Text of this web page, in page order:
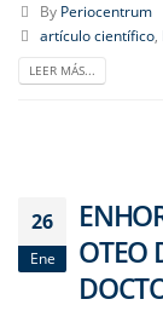
By Periocentrum
artículo científico,
LEER MÁS...
26
Ene
OTEO